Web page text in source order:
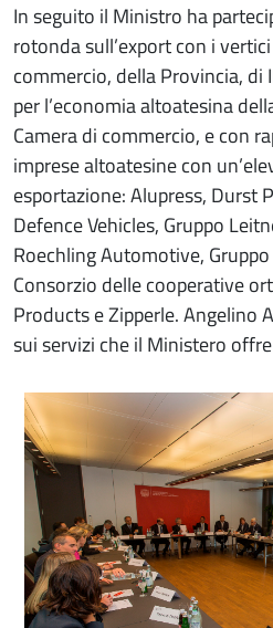
In seguito il Ministro ha
rotonda sull’export con i
commercio, della Provincia, di
per l’economia altoatesina
Camera di commercio, e con
imprese altoatesine con
esportazione: Alupress, Durst
Defence Vehicles, Gruppo
Roechling Automotive, Gruppo
Consorzio delle cooperative
Products e Zipperle. Angelino
sui servizi che il Ministero